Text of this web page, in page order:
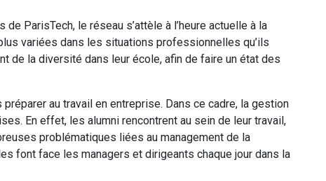
ParisTech, le réseau s’attèle à l’heure actuelle à la
variées dans les situations professionnelles qu’ils
de la diversité dans leur école, afin de faire un état des
au travail en entreprise. Dans ce cadre, la gestion
En effet, les alumni rencontrent au sein de leur travail,
problématiques liées au management de la
font face les managers et dirigeants chaque jour dans la